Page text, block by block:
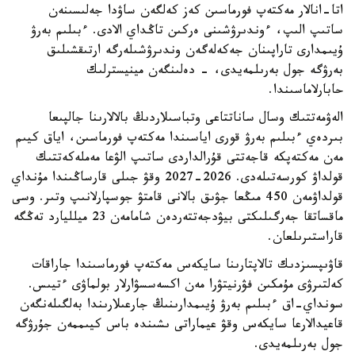
اتا-انالار مەكتەپ فورماسىن كەز كەلگەن ساۋدا جەلىسىنەن
ساتىپ الىپ، ءوندىرۋشىنى ەركىن تاڭداي الادى. ءبىلىم بەرۋ
ۇيىمدارى تاراپىنان جەكەلەگەن وندىرۋشىلەرگە ارتىقشىلىق
بەرۋگە جول بەرىلمەيدى، - دەلىنگەن مينيسترلىك
حابارلاماسىندا.
الەۋمەتتىك وسال ساناتتاعى وتباسىلاردىڭ بالالارىنا جالپىعا
بىردەي ءبىلىم بەرۋ قورى اياسىندا مەكتەپ فورماسىن، اياق كيىم
مەن مەكتەپكە قاجەتتى قۇرالداردى ساتىپ الۋعا مەملەكەتتىك
قولداۋ كورسەتىلەدى. 2026-2027 وقۋ جىلى قارساڭىندا مۇنداي
قولداۋمەن 450 مىڭعا جۋىق بالانى قامتۋ جوسپارلانىپ وتىر. وسى
ماقساتقا جەرگىلىكتى بيۋدجەتتەردەن شامامەن 23 ميلليارد تەڭگە
قاراستىرىلعان.
قاۋىپسىزدىك تالاپتارىنا سايكەس مەكتەپ فورماسىندا جاراقات
كەلتىرۋى مۇمكىن فۋرنيتۋرا مەن اكسەسسۋارلار بولماۋى ءتيىس.
سونداي-اق ءبىلىم بەرۋ ۇيىمدارىنىڭ جارعىلارىندا بەلگىلەنگەن
قاعيدالارعا سايكەس وقۋ عيماراتى ىشىندە باس كيىممەن جۇرۋگە
جول بەرىلمەيدى.